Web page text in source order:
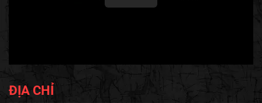
ĐỊA CHỈ